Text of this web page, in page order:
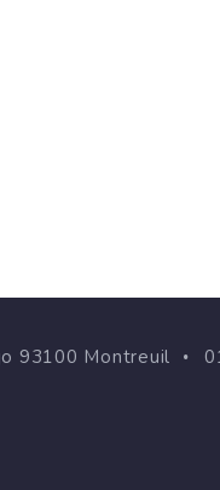
93100 Montreuil